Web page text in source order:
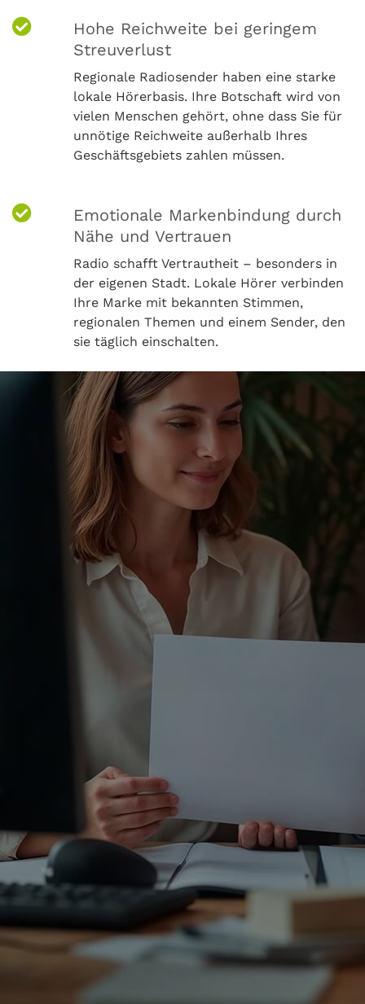
Hohe Reichweite bei geringem
Streuverlust
Regionale Radiosender haben eine starke
lokale Hörerbasis. Ihre Botschaft wird von
vielen Menschen gehört, ohne dass Sie für
unnötige Reichweite außerhalb Ihres
Geschäftsgebiets zahlen müssen.
Emotionale Markenbindung durch
Nähe und Vertrauen
Radio schafft Vertrautheit – besonders in
der eigenen Stadt. Lokale Hörer verbinden
Ihre Marke mit bekannten Stimmen,
regionalen Themen und einem Sender, den
sie täglich einschalten.